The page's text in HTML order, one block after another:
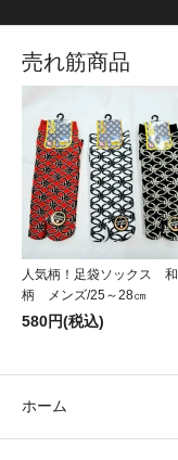
売れ筋商品
人気柄！足袋ソックス 和
柄 メンズ/25～28㎝
580円(税込)
ホーム